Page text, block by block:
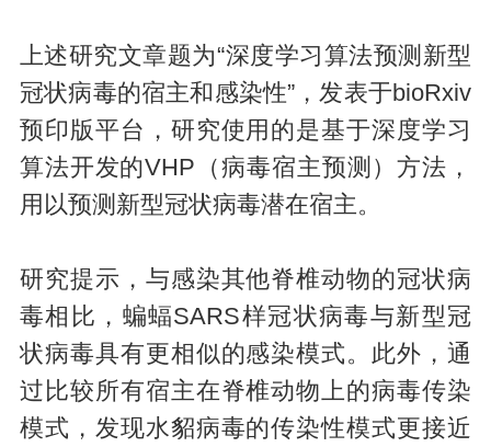
上述研究文章题为“深度学习算法预测新型
冠状病毒的宿主和感染性”，发表于bioRxiv
预印版平台，研究使用的是基于深度学习
算法开发的VHP（病毒宿主预测）方法，
用以预测新型冠状病毒潜在宿主。
研究提示，与感染其他脊椎动物的冠状病
毒相比，蝙蝠SARS样冠状病毒与新型冠
状病毒具有更相似的感染模式。此外，通
过比较所有宿主在脊椎动物上的病毒传染
模式，发现水貂病毒的传染性模式更接近